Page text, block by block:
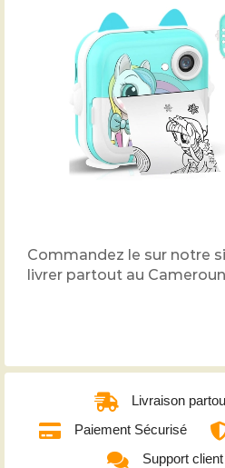
Commandez le sur notre
livrer partout au
Livraison
Paiement Sécurisé
Support